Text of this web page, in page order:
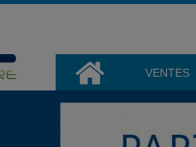
VENTES